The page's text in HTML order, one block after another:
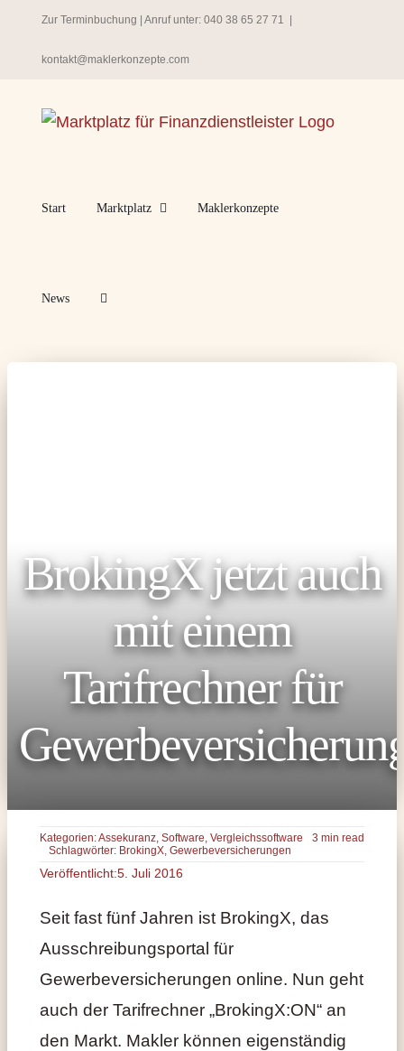
springen
Zur Terminbuchung | Anruf unter: 040 38 65 27 71
kontakt@maklerkonzepte.com
Start Marktplatz Maklerkonzepte
News
BrokingX jetzt auch
mit einem
Tarifrechner für
Kategorien:Assekuranz, Software Vergleichssoftware
3 min read
Schlagwörter: BrokingX, Gewerbeversicherungen
Veröffentlicht:5. Juli 2016
Seit fast fünf Jahren ist BrokingX, das
Ausschreibungsportal für
Gewerbeversicherungen online. Nun geht
auch der Tarifrechner „BrokingX:ON“ an
den Markt. Makler können eigenständig